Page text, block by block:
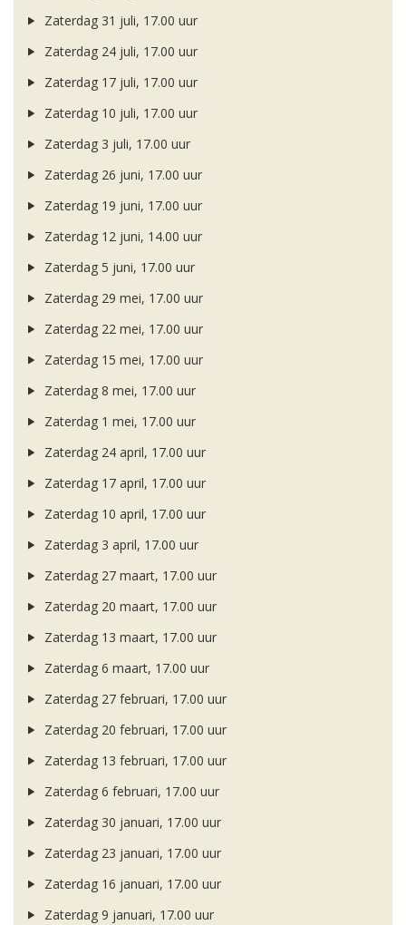
Zaterdag 31 juli, 17.00 uur
Zaterdag 24 juli, 17.00 uur
Zaterdag 17 juli, 17.00 uur
Zaterdag 10 juli, 17.00 uur
Zaterdag 3 juli, 17.00 uur
Zaterdag 26 juni, 17.00 uur
Zaterdag 19 juni, 17.00 uur
Zaterdag 12 juni, 14.00 uur
Zaterdag 5 juni, 17.00 uur
Zaterdag 29 mei, 17.00 uur
Zaterdag 22 mei, 17.00 uur
Zaterdag 15 mei, 17.00 uur
Zaterdag 8 mei, 17.00 uur
Zaterdag 1 mei, 17.00 uur
Zaterdag 24 april, 17.00 uur
Zaterdag 17 april, 17.00 uur
Zaterdag 10 april, 17.00 uur
Zaterdag 3 april, 17.00 uur
Zaterdag 27 maart, 17.00 uur
Zaterdag 20 maart, 17.00 uur
Zaterdag 13 maart, 17.00 uur
Zaterdag 6 maart, 17.00 uur
Zaterdag 27 februari, 17.00 uur
Zaterdag 20 februari, 17.00 uur
Zaterdag 13 februari, 17.00 uur
Zaterdag 6 februari, 17.00 uur
Zaterdag 30 januari, 17.00 uur
Zaterdag 23 januari, 17.00 uur
Zaterdag 16 januari, 17.00 uur
Zaterdag 9 januari, 17.00 uur